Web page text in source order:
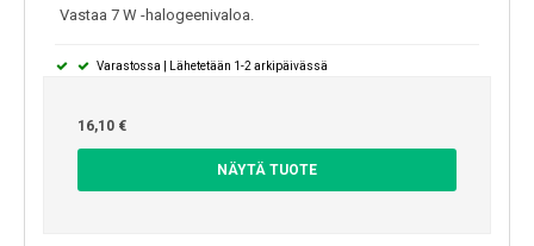
Vastaa 7 W -halogeenivaloa.
Varastossa | Lähetetään 1-2 arkipäivässä
16,10 €
NÄYTÄ TUOTE